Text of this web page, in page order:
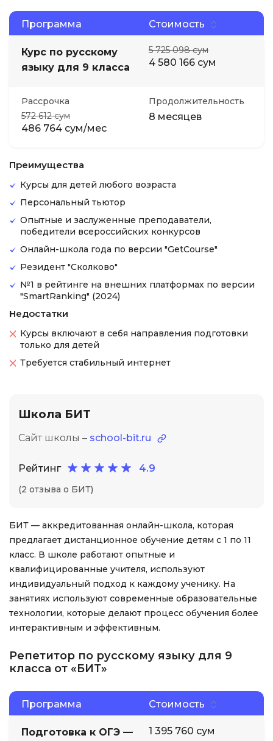
Программа Стоимость
Курс по русскому
языку для 9 класса
5 725 098 сум
4 580 166 сум
Рассрочка
572 612 сум
486 764 сум/мес
Продолжительность
8 месяцев
Преимущества
Курсы для детей любого возраста
Персональный тьютор
Опытные и заслуженные преподаватели,
победители всероссийских конкурсов
Онлайн-школа года по версии "GetCourse"
Резидент "Сколково"
№1 в рейтинге на внешних платформах по версии
"SmartRanking" (2024)
Недостатки
Курсы включают в себя направления подготовки
только для детей
Требуется стабильный интернет
Школа БИТ
Сайт школы – school-bit.ru
Рейтинг 4.9
(2 отзыва о БИТ)
БИТ — аккредитованная онлайн-школа, которая
предлагает дистанционное обучение детям с 1 по 11
класс. В школе работают опытные и
квалифицированные учителя, используют
индивидуальный подход к каждому ученику. На
занятиях используют современные образовательные
технологии, которые делают процесс обучения более
интерактивным и эффективным.
Репетитор по русскому языку для 9
класса от «БИТ»
Программа Стоимость
Подготовка к ОГЭ —
1 395 760 сум